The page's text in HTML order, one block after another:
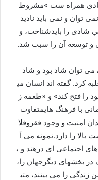
همراه ست »مشروط
نمی توان و نمی باید نادید
شادی را بایدشناخت، و
و توسعه آن را سبب شد.
می توان شاد بود و شاد
کرد.گفته اند انسان می
را فتح کند» و «طعمه ز
با فرهنگ هایمتفاوت
امنيت و وجود فقروفلا
بالا را دارد.نمونه می آ
های اجتماعی ای درهند و ب
در بخشهای ديگرجهان را،
زندگی را می بينند، مثب